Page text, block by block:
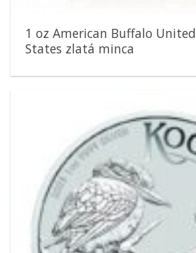
1 oz American Buffalo United
States zlatá minca